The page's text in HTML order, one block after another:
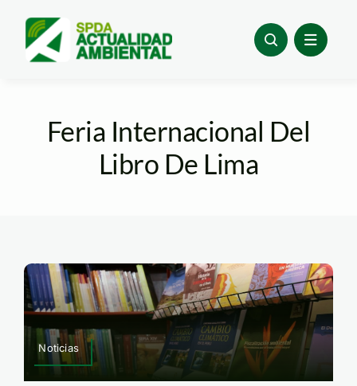
content
Feria Internacional Del
Libro De Lima
Noticias